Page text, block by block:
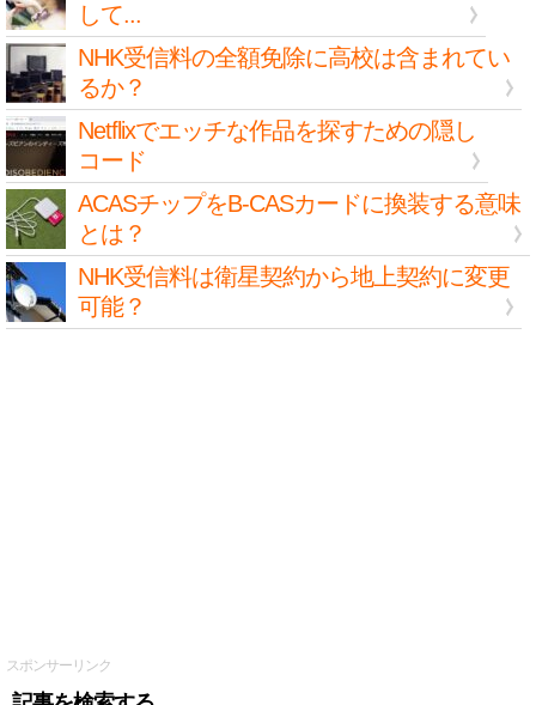
して...
NHK受信料の全額免除に高校は含まれてい
るか？
Netflixでエッチな作品を探すための隠し
コード
ACASチップをB-CASカードに換装する意味
とは？
NHK受信料は衛星契約から地上契約に変更
可能？
スポンサーリンク